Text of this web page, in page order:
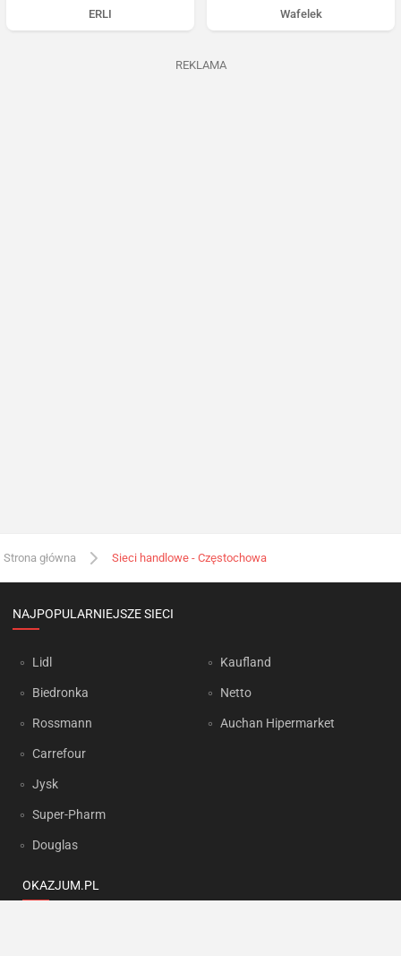
ERLI Wafelek
REKLAMA
Strona główna Sieci handlowe - Częstochowa
NAJPOPULARNIEJSZE SIECI
Lidl
Biedronka
Rossmann
Carrefour
Jysk
Super-Pharm
Douglas
Kaufland
Netto
Auchan Hipermarket
OKAZJUM.PL